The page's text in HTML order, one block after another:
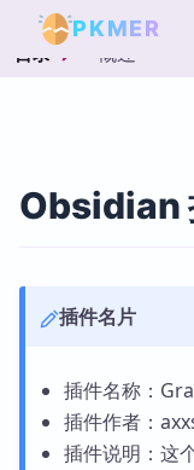
PKMER
目录 概述
Obsidian
插件名片
插件名称：
插件作者：
插件说明：这